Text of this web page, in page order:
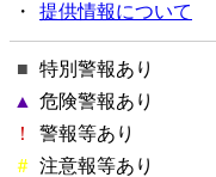
・
提供情報について
■ 特別警報あり
▲ 危険警報あり
！
警報等あり
＃ 注意報等あり